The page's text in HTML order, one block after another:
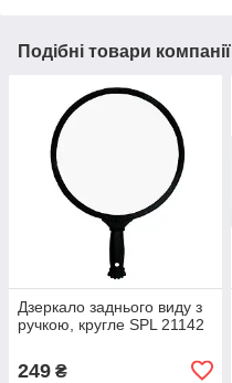
Подібні товари компанії
Дзеркало заднього виду з
ручкою, кругле SPL 21142
249 ₴